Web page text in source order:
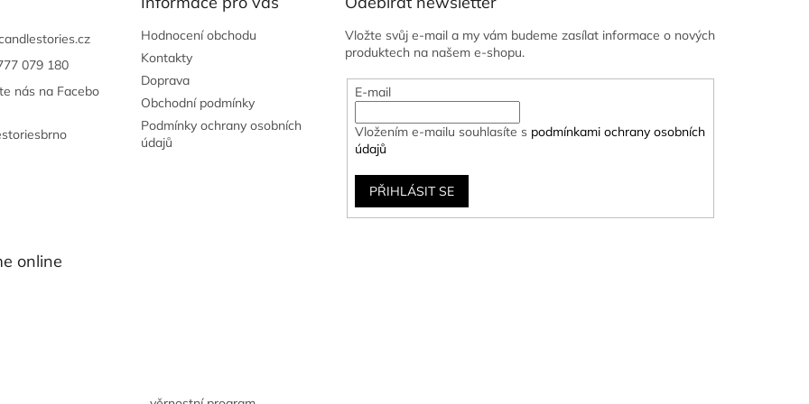
079 180
nás na Facebo
Hodnocení obchodu
Kontakty
Doprava
Obchodní podmínky
Podmínky ochrany osobních
údajů
Vložte svůj e-mail a my vám budeme zasílat informace o nových
produktech na našem e-shopu.
E-mail
Vložením e-mailu souhlasíte s podmínkami ochrany osobních
údajů
PŘIHLÁSIT SE
online